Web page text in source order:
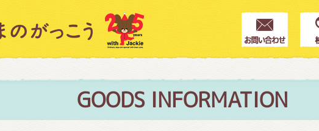
GOODS INFORMATION
キャラクター紹介